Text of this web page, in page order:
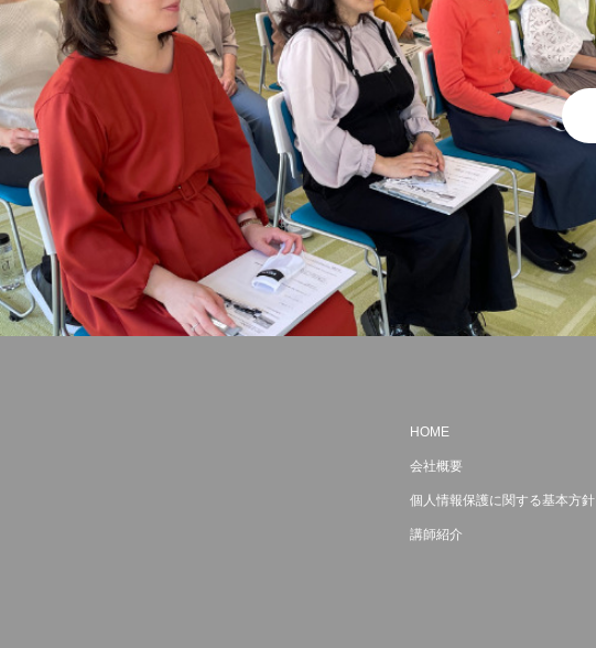
HOME
会社概要
個人情報保護に関する基本方針
講師紹介